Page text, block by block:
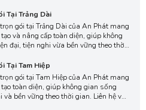
không gian lý tưởng.
Tại Trảng Dài
gói tại Trảng Dài của An Phát mang
và nâng cấp toàn diện, giúp không
đại, tiện nghi vừa bền vững theo thời
án thi công phù hợp cho ngôi
Tại Tam Hiệp
gói tại Tam Hiệp của An Phát mang
toàn diện, giúp không gian sống
và bền vững theo thời gian. Liên hệ với